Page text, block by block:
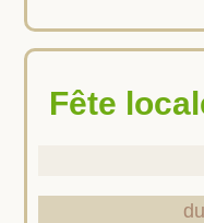
Fête